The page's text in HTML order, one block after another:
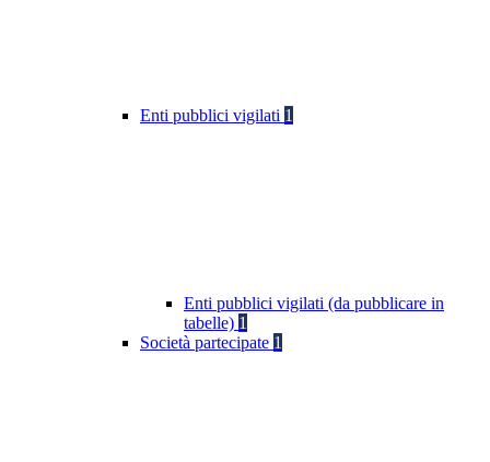
Enti pubblici vigilati 1
Enti pubblici vigilati (da pubblicare in
tabelle) 1
Società partecipate 1